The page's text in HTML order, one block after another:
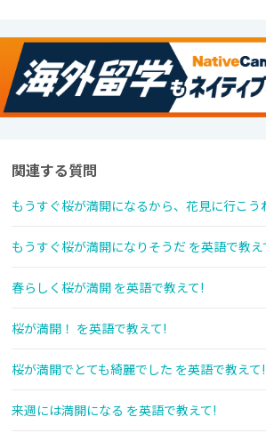
関連する質問
もうすぐ桜が満開になるから、花見に行こう
もうすぐ桜が満開になりそうだ を英語で教え
春らしく桜が満開 を英語で教えて!
桜が満開！ を英語で教えて!
桜が満開でとても綺麗でした を英語で教えて!
来週には満開になる を英語で教えて!